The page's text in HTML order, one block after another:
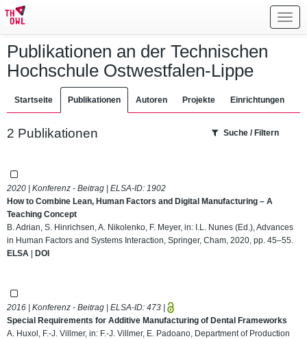
Publikationen an der Technischen
Hochschule Ostwestfalen-Lippe
Startseite Publikationen Autoren Projekte Einrichtungen
2 Publikationen Suche / Filtern
2020 | Konferenz - Beitrag | ELSA-ID: 1902
How to Combine Lean, Human Factors and Digital Manufacturing – A
Teaching Concept
B. Adrian, S. Hinrichsen, A. Nikolenko, F. Meyer, in: I.L. Nunes (Ed.), Advances
in Human Factors and Systems Interaction, Springer, Cham, 2020, pp. 45–55.
ELSA | DOI
2016 | Konferenz - Beitrag | ELSA-ID: 473 |
Special Requirements for Additive Manufacturing of Dental Frameworks
A. Huxol, F.-J. Villmer, in: F.-J. Villmer, E. Padoano, Department of Production